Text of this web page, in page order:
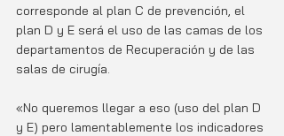
corresponde al plan C de prevención, el
plan D y E será el uso de las camas de los
departamentos de Recuperación y de las
salas de cirugía.
«No queremos llegar a eso (uso del plan D
y E) pero lamentablemente los indicadores